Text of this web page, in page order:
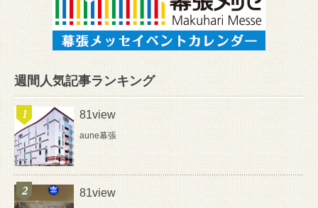
週間人気記事ランキング
81view
aune幕張
81view